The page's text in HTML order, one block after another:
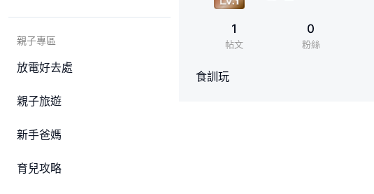
親子專區
放電好去處
親子旅遊
新手爸媽
育兒攻略
1
帖文
0
粉絲
食訓玩